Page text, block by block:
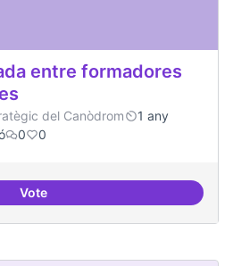
entre formadores
del Canòdrom
1 any
0 0
VoteRelació equilibrada entre